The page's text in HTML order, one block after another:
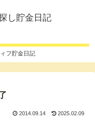
し貯金日記
フ貯金日記
2014.09.14 2025.02.09